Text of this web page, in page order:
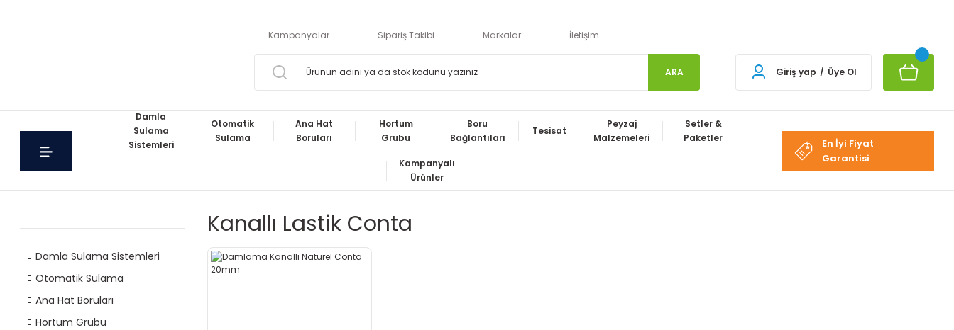
Kampanyalar Sipariş Takibi Markalar İletişim
ARA Giriş yap / Üye Ol
Damla
Sulama
Sistemleri
Otomatik
Sulama
Ana Hat
Boruları
Hortum
Grubu
Boru
Bağlantıları
Tesisat
Peyzaj
Malzemeleri
Setler &
Paketler
Kampanyalı
Ürünler
En İyi Fiyat
Garantisi
Damla Sulama Sistemleri
Otomatik Sulama
Ana Hat Boruları
Hortum Grubu
Kanallı Lastik Conta